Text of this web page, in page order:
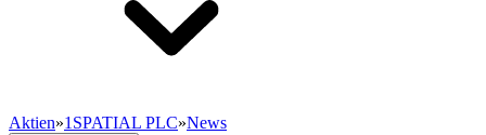
Aktien»1SPATIAL PLC»News